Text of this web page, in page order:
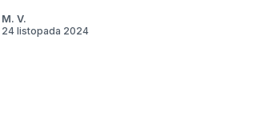
M. V.
24 listopada 2024